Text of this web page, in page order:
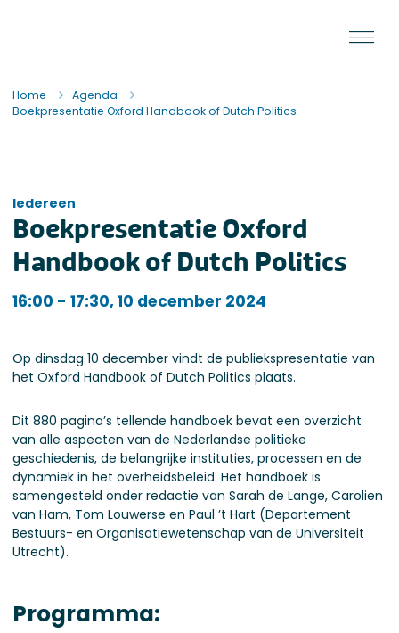
Home
Agenda
Boekpresentatie Oxford Handbook of Dutch Politics
Iedereen
Boekpresentatie Oxford
Handbook of Dutch Politics
Iedereen
16:00 - 17:30, 10 december 2024
Op dinsdag 10 december vindt de publiekspresentatie van
het Oxford Handbook of Dutch Politics plaats.
Dit 880 pagina’s tellende handboek bevat een overzicht
van alle aspecten van de Nederlandse politieke
geschiedenis, de belangrijke instituties, processen en de
dynamiek in het overheidsbeleid. Het handboek is
samengesteld onder redactie van Sarah de Lange, Carolien
van Ham, Tom Louwerse en Paul ’t Hart (Departement
Bestuurs- en Organisatiewetenschap van de Universiteit
Utrecht).
Programma: